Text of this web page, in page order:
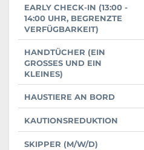
EARLY CHECK-IN (13:00 -
14:00 UHR, BEGRENZTE
VERFÜGBARKEIT)
HANDTÜCHER (EIN
GROSSES UND EIN K
LEINES)
HAUSTIERE AN BORD
KAUTIONSREDUKTION
SKIPPER (M/W/D)